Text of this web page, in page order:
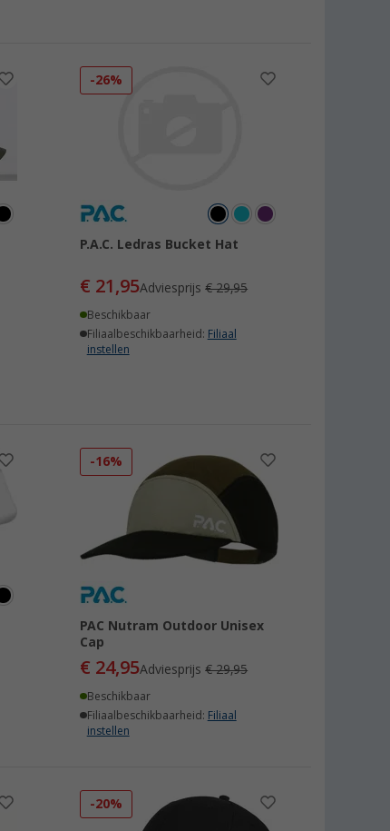
-26%
P.A.C. Ledras Bucket Hat
€ 21,95Adviesprijs€ 29,95
Beschikbaar
Filiaalbeschikbaarheid: Filiaal
instellen
-16%
PAC Nutram Outdoor Unisex
Cap
€ 24,95Adviesprijs€ 29,95
Beschikbaar
Filiaalbeschikbaarheid: Filiaal
instellen
-20%